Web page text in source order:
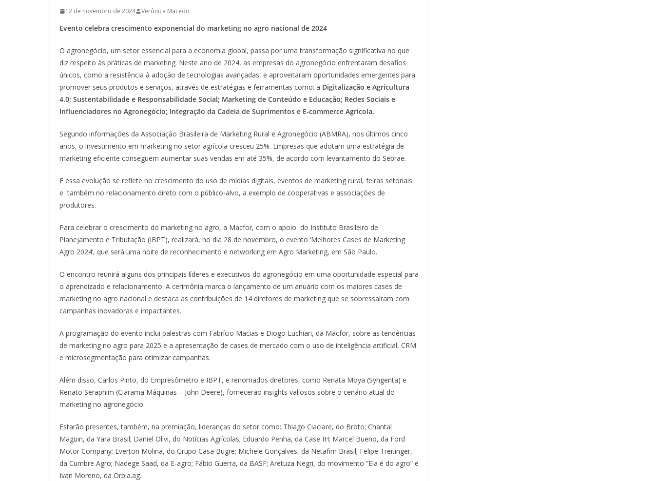
12 de novembro de 2024 Verônica Macedo
Evento celebra crescimento exponencial do marketing no agro nacional de 2024
O agronegócio, um setor essencial para a economia global, passa por uma transformação significativa no que
diz respeito às práticas de marketing. Neste ano de 2024, as empresas do agronegócio enfrentaram desafios
únicos, como a resistência à adoção de tecnologias avançadas, e aproveitaram oportunidades emergentes para
promover seus produtos e serviços, através de estratégias e ferramentas como: a Digitalização e Agricultura
4.0; Sustentabilidade e Responsabilidade Social; Marketing de Conteúdo e Educação; Redes Sociais e
Influenciadores no Agronegócio; Integração da Cadeia de Suprimentos e E-commerce Agrícola.
Segundo informações da Associação Brasileira de Marketing Rural e Agronegócio (ABMRA), nos últimos cinco
anos, o investimento em marketing no setor agrícola cresceu 25%. Empresas que adotam uma estratégia de
marketing eficiente conseguem aumentar suas vendas em até 35%, de acordo com levantamento do Sebrae.
E essa evolução se reflete no crescimento do uso de mídias digitais, eventos de marketing rural, feiras setoriais
e também no relacionamento direto com o público-alvo, a exemplo de cooperativas e associações de
produtores.
Para celebrar o crescimento do marketing no agro, a Macfor, com o apoio do Instituto Brasileiro de
Planejamento e Tributação (IBPT), realizará, no dia 28 de novembro, o evento ‘Melhores Cases de Marketing
Agro 2024’, que será uma noite de reconhecimento e networking em Agro Marketing, em São Paulo.
O encontro reunirá alguns dos principais líderes e executivos do agronegócio em uma oportunidade especial para
o aprendizado e relacionamento. A cerimônia marca o lançamento de um anuário com os maiores cases de
marketing no agro nacional e destaca as contribuições de 14 diretores de marketing que se sobressaíram com
campanhas inovadoras e impactantes.
A programação do evento inclui palestras com Fabrício Macias e Diogo Luchiari, da Macfor, sobre as tendências
de marketing no agro para 2025 e a apresentação de cases de mercado com o uso de inteligência artificial, CRM
e microsegmentação para otimizar campanhas.
Além disso, Carlos Pinto, do Empresômetro e IBPT, e renomados diretores, como Renata Moya (Syngenta) e
Renato Seraphim (Ciarama Máquinas – John Deere), fornecerão insights valiosos sobre o cenário atual do
marketing no agronegócio.
Estarão presentes, também, na premiação, lideranças do setor como: Thiago Ciaciare, do Broto; Chantal
Maguin, da Yara Brasil; Daniel Olivi, do Notícias Agrícolas; Eduardo Penha, da Case IH; Marcel Bueno, da Ford
Motor Company; Everton Molina, do Grupo Casa Bugre; Michele Gonçalves, da Netafim Brasil; Felipe Treitinger,
da Cumbre Agro; Nadege Saad, da E-agro; Fábio Guerra, da BASF; Aretuza Negri, do movimento “Ela é do agro” e
Ivan Moreno, da Orbia.ag.